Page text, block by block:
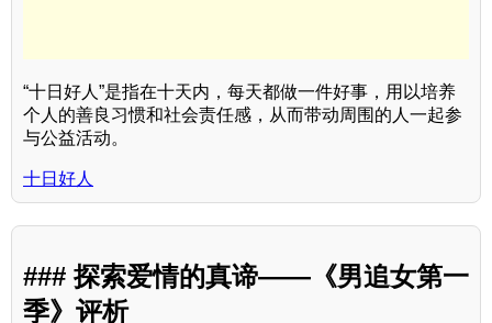
“十日好人”是指在十天内，每天都做一件好事，用以培养
个人的善良习惯和社会责任感，从而带动周围的人一起参
与公益活动。
十日好人
### 探索爱情的真谛——《男追女第一
季》评析